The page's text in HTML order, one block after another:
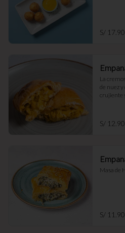
S/ 17.90
La
de nuez
crujiente
S/ 12.90
Masa de
S/ 11.90